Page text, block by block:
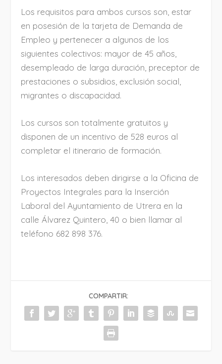
Los requisitos para ambos cursos son, estar
en posesión de la tarjeta de Demanda de
Empleo y pertenecer a algunos de los
siguientes colectivos: mayor de 45 años,
desempleado de larga duración, preceptor de
prestaciones o subsidios, exclusión social,
migrantes o discapacidad.
Los cursos son totalmente gratuitos y
disponen de un incentivo de 528 euros al
completar el itinerario de formación.
Los interesados deben dirigirse a la Oficina de
Proyectos Integrales para la Inserción
Laboral del Ayuntamiento de Utrera en la
calle Álvarez Quintero, 40 o bien llamar al
teléfono 682 898 376.
COMPARTIR: